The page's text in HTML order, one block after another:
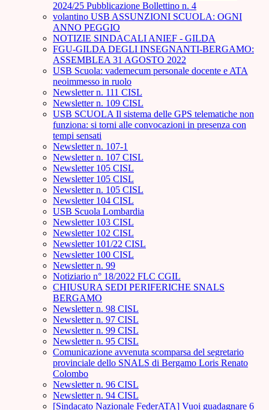
2024/25 Pubblicazione Bollettino n. 4
volantino USB ASSUNZIONI SCUOLA: OGNI
ANNO PEGGIO
NOTIZIE SINDACALI ANIEF - GILDA
FGU-GILDA DEGLI INSEGNANTI-BERGAMO:
ASSEMBLEA 31 AGOSTO 2022
USB Scuola: vademecum personale docente e ATA
neoimmesso in ruolo
Newsletter n. 111 CISL
Newsletter n. 109 CISL
USB SCUOLA Il sistema delle GPS telematiche non
funziona: si torni alle convocazioni in presenza con
tempi sensati
Newsletter n. 107-1
Newsletter n. 107 CISL
Newsletter 105 CISL
Newsletter 105 CISL
Newsletter n. 105 CISL
Newsletter 104 CISL
USB Scuola Lombardia
Newsletter 103 CISL
Newsletter 102 CISL
Newsletter 101/22 CISL
Newsletter 100 CISL
Newsletter n. 99
Notiziario n° 18/2022 FLC CGIL
CHIUSURA SEDI PERIFERICHE SNALS
BERGAMO
Newsletter n. 98 CISL
Newsletter n. 97 CISL
Newsletter n. 99 CISL
Newsletter n. 95 CISL
Comunicazione avvenuta scomparsa del segretario
provinciale dello SNALS di Bergamo Loris Renato
Colombo
Newsletter n. 96 CISL
Newsletter n. 94 CISL
[Sindacato Nazionale FederATA] Vuoi guadagnare 6